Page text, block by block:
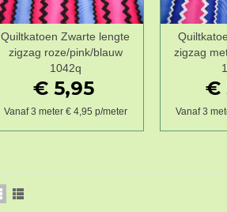
Wenslijst
Quiltkatoen Zwarte lengte
zigzag roze/pink/blauw
1042q
€ 5,95
Vanaf 3 meter € 4,95 p/meter
zigzag
€
Vanaf 3